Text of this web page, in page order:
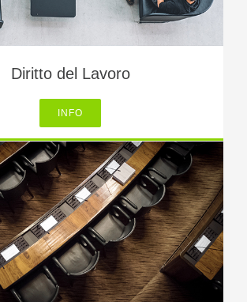
Diritto del Lavoro
INFO